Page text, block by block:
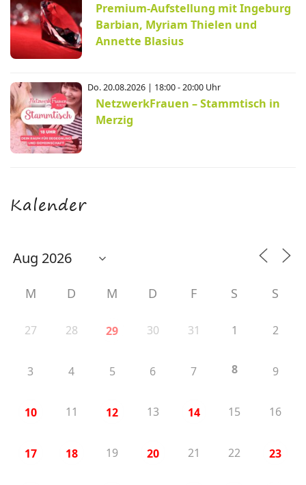
Premium-Aufstellung mit Ingeburg
Barbian, Myriam Thielen und
Annette Blasius
Do. 20.08.2026 | 18:00 - 20:00 Uhr
NetzwerkFrauen – Stammtisch in
Merzig
Kalender
M D M D F S S
27 28 29 30 31 1 2
3 4 5 6 7 8 9
10 11 12 13 14 15 16
17 18 19 20 21 22 23